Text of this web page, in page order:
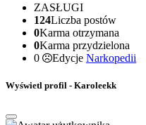
ZASŁUGI
124Liczba postów
0Karma otrzymana
0Karma przydzielona
0
Edycje Narkopedii
Wyświetl profil - Karoleekk